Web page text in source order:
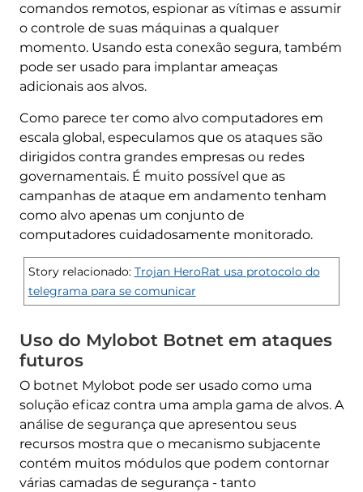
comandos remotos, espionar as vítimas e assumir
o controle de suas máquinas a qualquer
momento. Usando esta conexão segura, também
pode ser usado para implantar ameaças
adicionais aos alvos.
Como parece ter como alvo computadores em
escala global, especulamos que os ataques são
dirigidos contra grandes empresas ou redes
governamentais. É muito possível que as
campanhas de ataque em andamento tenham
como alvo apenas um conjunto de
computadores cuidadosamente monitorado.
Story relacionado: Trojan HeroRat usa protocolo do
telegrama para se comunicar
Uso do Mylobot Botnet em ataques
futuros
O botnet Mylobot pode ser usado como uma
solução eficaz contra uma ampla gama de alvos. A
análise de segurança que apresentou seus
recursos mostra que o mecanismo subjacente
contém muitos módulos que podem contornar
várias camadas de segurança - tanto